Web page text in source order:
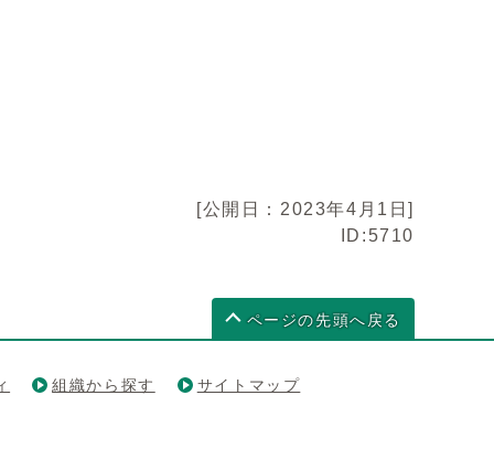
[公開日：2023年4月1日]
ID:5710
ページの先頭へ戻る
組織から探す サイトマップ